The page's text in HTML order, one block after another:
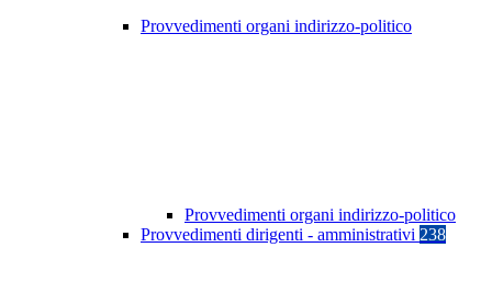
Provvedimenti organi indirizzo-politico
Provvedimenti organi indirizzo-politico
Provvedimenti dirigenti - amministrativi 238